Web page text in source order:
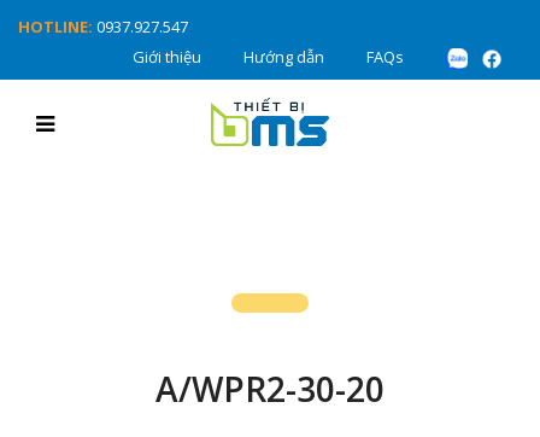
HOTLINE: 0937.927.547
Giới thiệu
Hướng dẫn FAQs
A/WPR2-30-20